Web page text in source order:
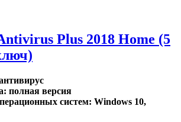
Plus 2018 Home (5
: полная версия
систем: Windows 10,